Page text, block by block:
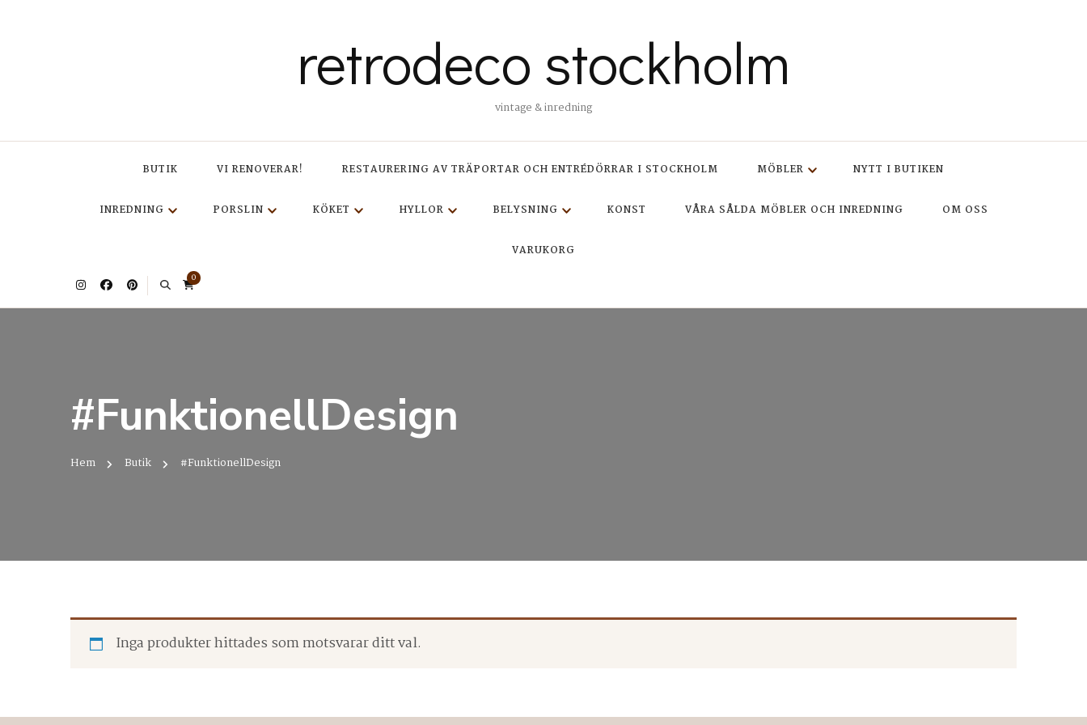
retrodeco stockholm
vintage & inredning
BUTIK VI RENOVERAR! RESTAURERING AV TRÄPORTAR OCH ENTRÉDÖRRAR I STOCKHOLM MÖBLER NYTT I BUTIKEN
INREDNING PORSLIN KÖKET HYLLOR BELYSNING KONST VÅRA SÅLDA MÖBLER OCH INREDNING OM OSS
VARUKORG
0
#FunktionellDesign
Hem Butik #FunktionellDesign
Inga produkter hittades som motsvarar ditt val.